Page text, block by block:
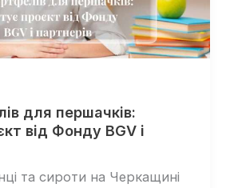
для першачків:
від Фонду BGV і
та сироти на Черкащині